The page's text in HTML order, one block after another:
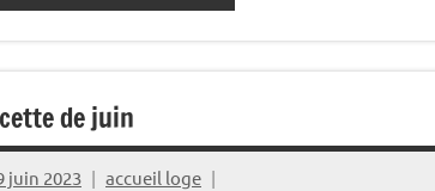
de juin
juin 2023 accueil loge